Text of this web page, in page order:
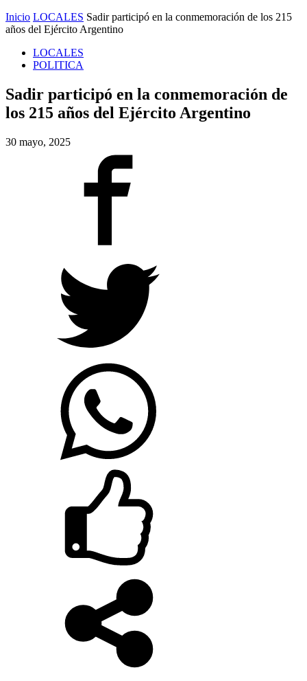
Inicio LOCALES Sadir participó en la conmemoración de los 215
años del Ejército Argentino
LOCALES
POLITICA
Sadir participó en la conmemoración de
los 215 años del Ejército Argentino
30 mayo, 2025